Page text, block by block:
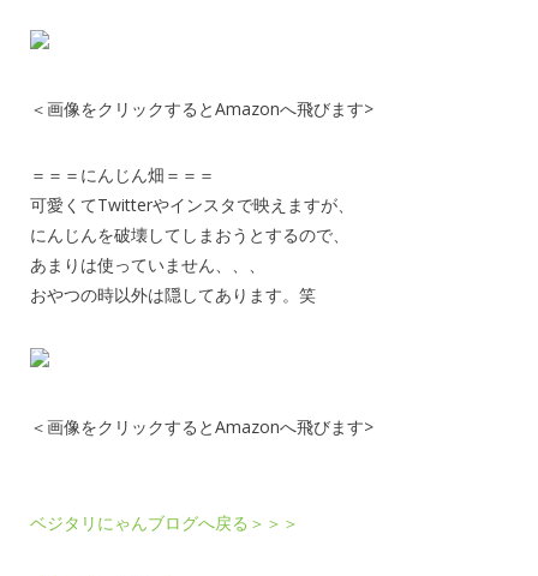
＜画像をクリックするとAmazonへ飛びます>
＝＝＝にんじん畑＝＝＝
可愛くてTwitterやインスタで映えますが、
にんじんを破壊してしまおうとするので、
あまりは使っていません、、、
おやつの時以外は隠してあります。笑
＜画像をクリックするとAmazonへ飛びます>
ベジタリにゃんブログへ戻る＞＞＞